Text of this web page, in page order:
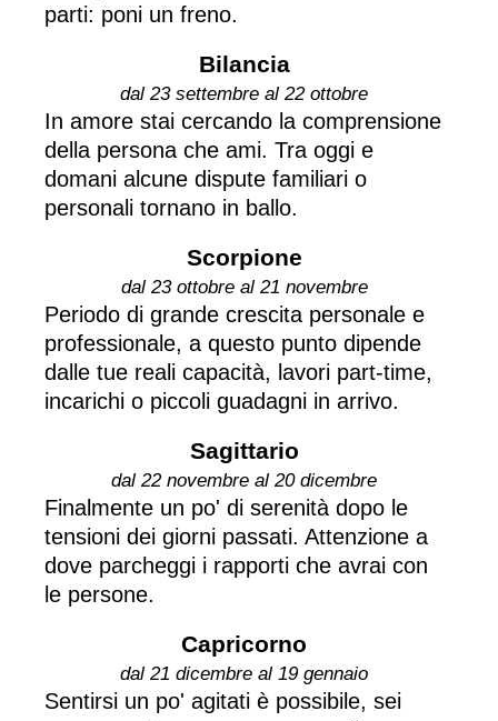
parti: poni un freno.
Bilancia
dal 23 settembre al 22 ottobre
In amore stai cercando la comprensione
della persona che ami. Tra oggi e
domani alcune dispute familiari o
personali tornano in ballo.
Scorpione
dal 23 ottobre al 21 novembre
Periodo di grande crescita personale e
professionale, a questo punto dipende
dalle tue reali capacità, lavori part-time,
incarichi o piccoli guadagni in arrivo.
Sagittario
dal 22 novembre al 20 dicembre
Finalmente un po' di serenità dopo le
tensioni dei giorni passati. Attenzione a
dove parcheggi i rapporti che avrai con
le persone.
Capricorno
dal 21 dicembre al 19 gennaio
Sentirsi un po' agitati è possibile, sei